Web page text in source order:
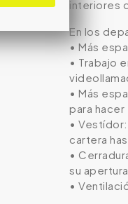
interiores
En los
• Más
• Trabajo
• Más
para hacer
•
cartera
•
su apertura.
•